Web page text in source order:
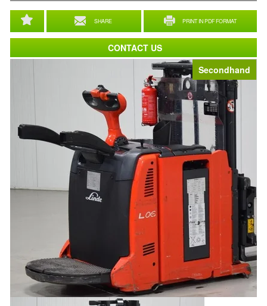
Secondhand
SHARE PRINT IN PDF FORMAT
CONTACT US